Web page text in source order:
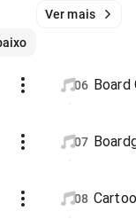
Ver mais
06 Board
07
08